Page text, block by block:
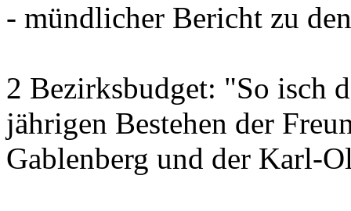
- mündlicher Bericht zu
2 Bezirksbudget: "So isch
jährigen Bestehen der
Gablenberg und der Karl-